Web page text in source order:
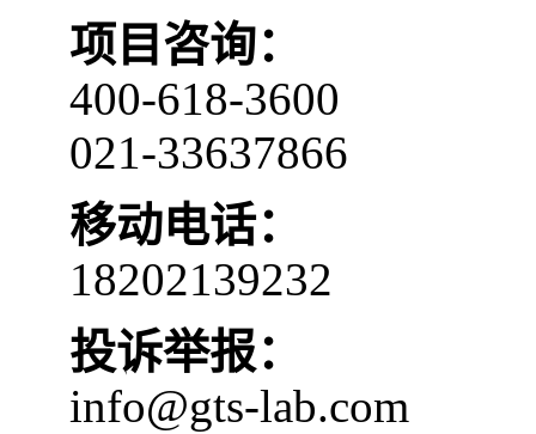
项目咨询：
400-618-3600
021-33637866
移动电话：
18202139232
投诉举报：
info@gts-lab.com